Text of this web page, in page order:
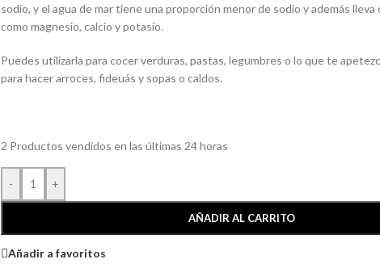
sodio, y el agua de mar tiene una proporción menor de sodio y además lleva
como magnesio, calcio y potasio.
Puedes utilizarla para cocer verduras, pastas, legumbres o lo que te
para hacer arroces, fideuás y sopas o caldos.
2 Productos vendidos en las últimas 24 horas
- +
AÑADIR AL CARRITO
Añadir a favoritos